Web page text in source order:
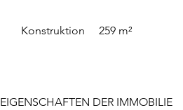
Konstruktion 259 m²
EIGENSCHAFTEN DER IMMOBILIE